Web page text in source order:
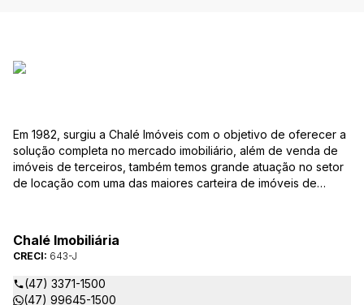
Em 1982, surgiu a Chalé Imóveis com o objetivo de oferecer a
solução completa no mercado imobiliário, além de venda de
imóveis de terceiros, também temos grande atuação no setor
de locação com uma das maiores carteira de imóveis de
Arte Imóveis. E também reavaliamos a nossa Missão, Visão e
Valores.
Chalé Imobiliária
CRECI: 643-J
(47) 3371-1500
(47) 99645-1500